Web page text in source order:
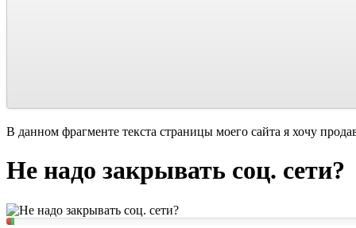
В данном фрагменте текста страницы моего сайта я хочу
Не надо закрывать соц. сети?